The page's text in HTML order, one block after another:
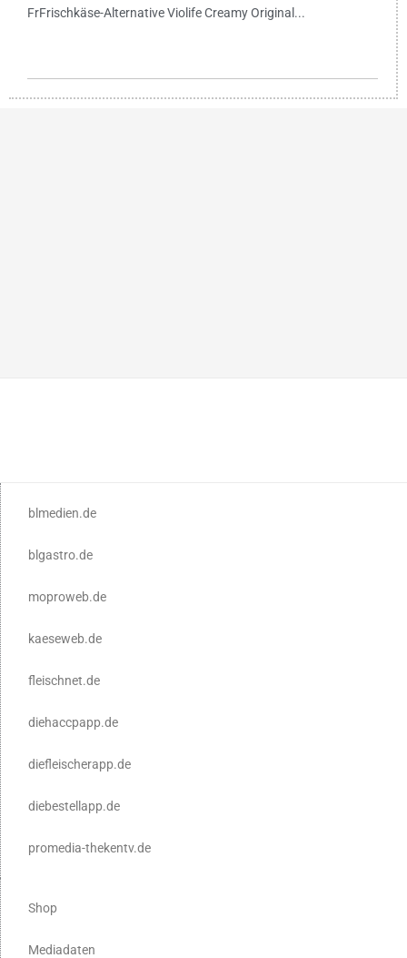
FrFrischkäse-Alternative Violife Creamy Original...
blmedien.de
blgastro.de
moproweb.de
kaeseweb.de
fleischnet.de
diehaccpapp.de
diefleischerapp.de
diebestellapp.de
promedia-thekentv.de
Shop
Mediadaten